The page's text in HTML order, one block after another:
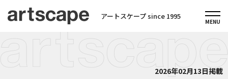
アートスケープ since 1995
2026年02月13日掲載